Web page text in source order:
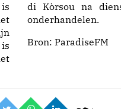
di Kòrsou na
onderhandelen.
Bron: ParadiseFM